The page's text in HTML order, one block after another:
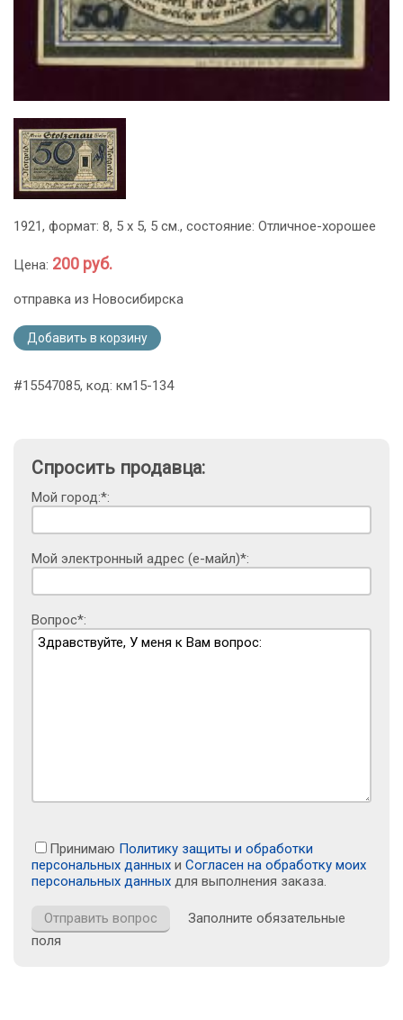
1921, формат: 8, 5 х 5, 5 см., состояние: Отличное-хорошее
Цена: 200 руб.
отправка из Новосибирска
Добавить в корзину
#15547085, код: км15-134
Спросить продавца:
Мой город:*:
Мой электронный адрес (е-майл)*:
Вопрос*:
Принимаю Политику защиты и обработки
персональных данных и Согласен на обработку моих
персональных данных для выполнения заказа.
Заполните обязательные
поля